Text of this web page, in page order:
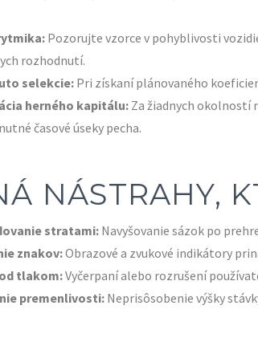
Pozorujte vzorce v pohyblivosti
rozhodnutí.
selekcie:Pri získaní plánovaného
herného kapitálu: Za žiadnych okolností
časové úseky pecha.
NÁSTRAHY,
stratami: Navyšovanie sázok po
znakov:Obrazové a zvukové indikátory
tlakom:Vyčerpaní alebo rozrušení
premenlivosti: Neprisôsobenie výšky